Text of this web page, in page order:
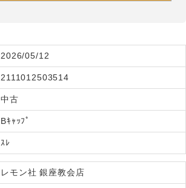
2026/05/12
2111012503514
中古
Bｷｬｯﾌﾟ
ｽﾚ
レモン社 銀座教会店